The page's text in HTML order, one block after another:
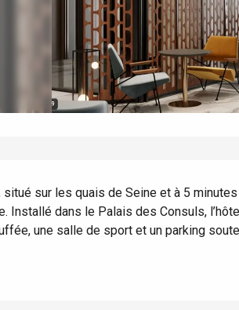
Le Tréport
situé sur les quais de Seine et à 5
Installé dans le Palais des Consuls,
une salle de sport et un parking